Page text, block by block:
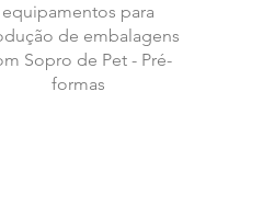
equipamentos para
de embalagens
Sopro de Pet - Pré-
formas